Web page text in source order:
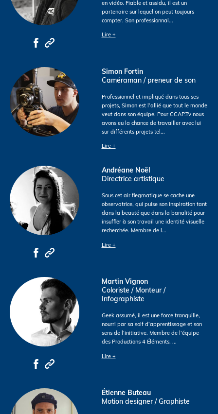
en vidéo. Fiable et assidu, il est un
partenaire sur lequel on peut toujours
compter. Son professionnal ...
Lire +
Simon Fortin
Caméraman / preneur de son
Professionnel et impliqué dans tous ses
projets, Simon est l’allié que tout le monde
veut dans son équipe. Pour CCAP.Tv nous
avons eu la chance de travailler avec lui
sur différents projets tel ...
Lire +
Andréane Noël
Directrice artistique
Sous cet air flegmatique se cache une
observatrice, qui puise son inspiration tant
dans la beauté que dans la banalité pour
insuffler à son travail une identité visuelle
recherchée. Membre de l ...
Lire +
Martin Vignon
Coloriste / Monteur /
Infographiste
Geek assumé, il est une force tranquille,
nourri par sa soif d’apprentissage et son
sens de l’initiative. Membre de l’équipe
des Productions 4 Éléments. ...
Lire +
Étienne Buteau
Motion designer / Graphiste